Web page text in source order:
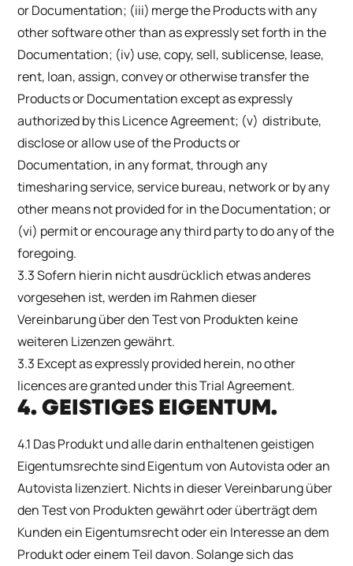
or Documentation; (iii) merge the Products with any
other software other than as expressly set forth in the
Documentation; (iv) use, copy, sell, sublicense, lease,
rent, loan, assign, convey or otherwise transfer the
Products or Documentation except as expressly
authorized by this Licence Agreement; (v) distribute,
disclose or allow use of the Products or
Documentation, in any format, through any
timesharing service, service bureau, network or by any
other means not provided for in the Documentation; or
(vi) permit or encourage any third party to do any of the
foregoing.
3.3 Sofern hierin nicht ausdrücklich etwas anderes
vorgesehen ist, werden im Rahmen dieser
Vereinbarung über den Test von Produkten keine
weiteren Lizenzen gewährt.
3.3 Except as expressly provided herein, no other
licences are granted under this Trial Agreement.
4. GEISTIGES EIGENTUM.
4.1 Das Produkt und alle darin enthaltenen geistigen
Eigentumsrechte sind Eigentum von Autovista oder an
Autovista lizenziert. Nichts in dieser Vereinbarung über
den Test von Produkten gewährt oder überträgt dem
Kunden ein Eigentumsrecht oder ein Interesse an dem
Produkt oder einem Teil davon. Solange sich das